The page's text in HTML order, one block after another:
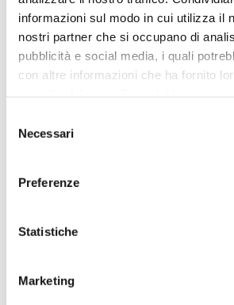
informazioni sul modo in cui utilizza il
nostri partner che si occupano di
pubblicità e social media, i quali
con altre informazioni che ha fornito
delNecessari
Preferenze
Statistiche
Marketing
Come diventare
tua vita